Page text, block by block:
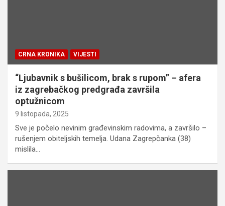
CRNA KRONIKA VIJESTI
“Ljubavnik s bušilicom, brak s rupom” – afera
iz zagrebačkog predgrađa završila
optužnicom
9 listopada, 2025
Sve je počelo nevinim građevinskim radovima, a završilo –
rušenjem obiteljskih temelja. Udana Zagrepčanka (38)
mislila…